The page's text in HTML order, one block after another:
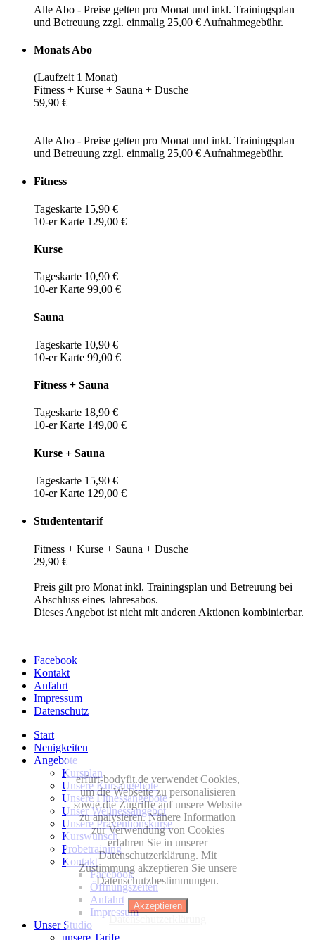
Alle Abo - Preise gelten pro Monat und inkl. Trainingsplan
und Betreuung zzgl. einmalig 25,00 € Aufnahmegebühr.
Monats Abo
(Laufzeit 1 Monat)
Fitness + Kurse + Sauna + Dusche
59,90 €
Alle Abo - Preise gelten pro Monat und inkl. Trainingsplan
und Betreuung zzgl. einmalig 25,00 € Aufnahmegebühr.
Fitness
Tageskarte 15,90 €
10-er Karte 129,00 €
Kurse
Tageskarte 10,90 €
10-er Karte 99,00 €
Sauna
Tageskarte 10,90 €
10-er Karte 99,00 €
Fitness + Sauna
Tageskarte 18,90 €
10-er Karte 149,00 €
Kurse + Sauna
Tageskarte 15,90 €
10-er Karte 129,00 €
Studententarif
Fitness + Kurse + Sauna + Dusche
29,90 €
Preis gilt pro Monat inkl. Trainingsplan und Betreuung bei
Abschluss eines Jahresabos.
Dieses Angebot ist nicht mit anderen Aktionen kombinierbar.
Facebook
Kontakt
Anfahrt
Impressum
Datenschutz
Start
Neuigkeiten
Angebote
Kursplan
Unsere Kursangebote
Unsere Fitnessangebote
Unser Wellnessangebot
Unsere Präventionskurse
Kurswunsch
Probetraining
Kontakt
Facebook
Öffnungszeiten
Anfahrt
Impressum
Unser Studio
unsere Tarife
erfurt-bodyfit.de verwendet Cookies,
um die Webseite zu personalisieren
sowie die Zugriffe auf unsere Website
zu analysieren. Nähere Information
zur Verwendung von Cookies
erfahren Sie in unserer
Datenschutzerklärung. Mit
Zustimmung akzeptieren Sie unsere
Datenschutzbestimmungen.
Akzeptieren
Datenschutzerklärung